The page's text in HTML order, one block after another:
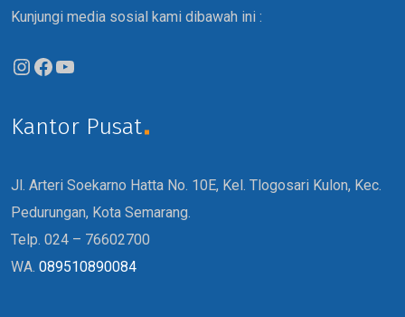
Kunjungi media sosial kami dibawah ini :
Kantor Pusat
Jl. Arteri Soekarno Hatta No. 10E, Kel. Tlogosari Kulon, Kec.
Pedurungan, Kota Semarang.
Telp. 024 – 76602700
WA. 089510890084